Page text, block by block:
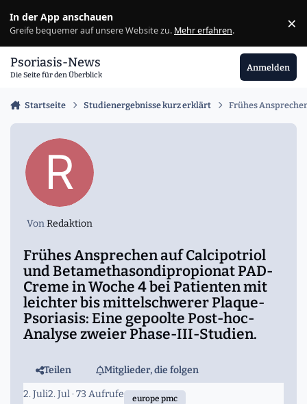
In der App anschauen
Greife bequemer auf unsere Website zu. Mehr erfahren. ×
Psoriasis-News
Die Seite für den Überblick
Anmelden
Startseite Studienergebnisse kurz erklärt Frühes
VonRedaktion
Frühes Ansprechen auf Calcipotriol
und Betamethasondipropionat PAD-
Creme in Woche 4 bei Patienten mit
leichter bis mittelschwerer Plaque-
Psoriasis: Eine gepoolte Post-hoc-
Analyse zweier Phase-III-Studien.
Teilen Mitglieder, die folgen
2. Juli2. Jul· 73 Aufrufe europe pmc